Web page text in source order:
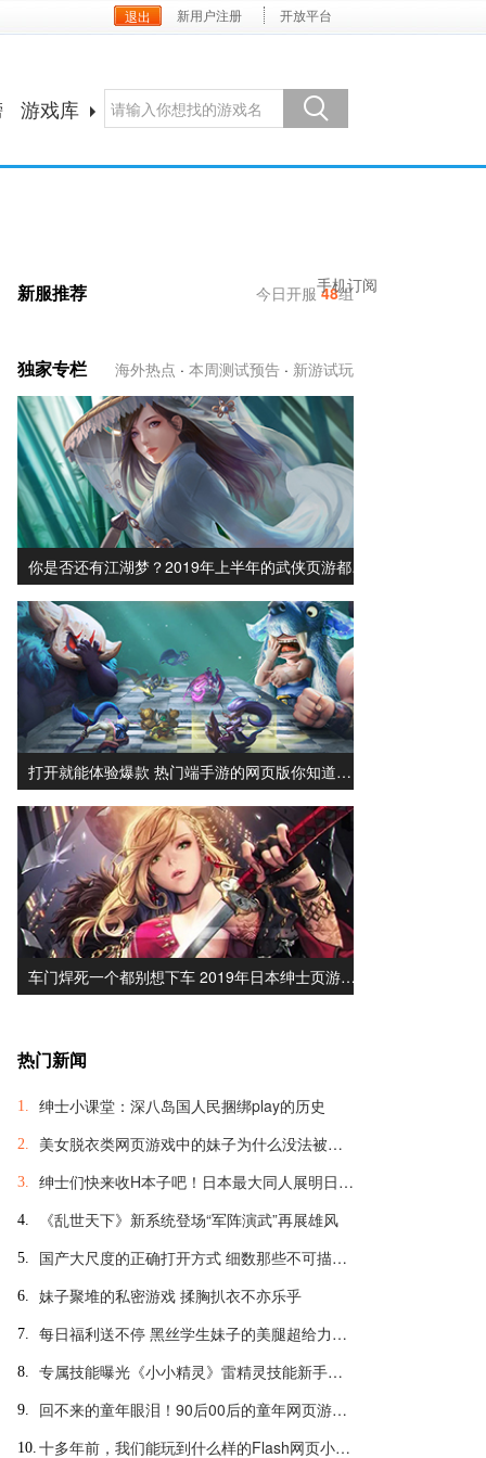
新用户注册 开放平台
游戏库
手机订阅
新服推荐 今日开服48组
独家专栏 海外热点 · 本周测试预告 · 新游试玩
你是否还有江湖梦？2019年上半年的武侠页游都…
打开就能体验爆款 热门端手游的网页版你知道…
车门焊死一个都别想下车 2019年日本绅士页游…
热门新闻
1. 绅士小课堂：深八岛国人民捆绑play的历史
2. 美女脱衣类网页游戏中的妹子为什么没法被脱光？
3. 绅士们快来收H本子吧！日本最大同人展明日开幕
4. 《乱世天下》新系统登场“军阵演武”再展雄风
5. 国产大尺度的正确打开方式 细数那些不可描述的羞羞页游
6. 妹子聚堆的私密游戏 揉胸扒衣不亦乐乎
7. 每日福利送不停 黑丝学生妹子的美腿超给力诱惑
8. 专属技能曝光《小小精灵》雷精灵技能新手引导
9. 回不来的童年眼泪！90后00后的童年网页游戏大盘点
10. 十多年前，我们能玩到什么样的Flash网页小游戏？